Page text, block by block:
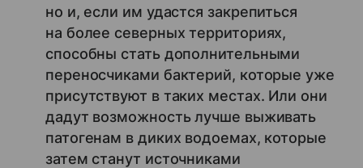
но и, если им удастся закрепиться
на более северных территориях,
способны стать дополнительными
переносчиками бактерий, которые уже
присутствуют в таких местах. Или они
дадут возможность лучше выживать
патогенам в диких водоемах, которые
затем станут источниками